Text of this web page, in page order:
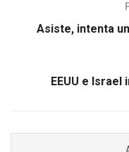
Asiste, intenta
EEUU e